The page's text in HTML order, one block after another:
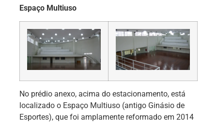
Espaço Multiuso
No prédio anexo, acima do estacionamento, está
localizado o Espaço Multiuso (antigo Ginásio de
Esportes), que foi amplamente reformado em 2014